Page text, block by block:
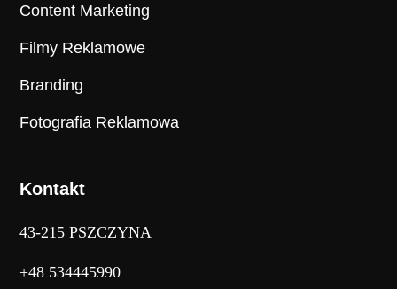
Content Marketing
Filmy Reklamowe
Branding
Fotografia Reklamowa
Kontakt
43-215 PSZCZYNA
+48 534445990